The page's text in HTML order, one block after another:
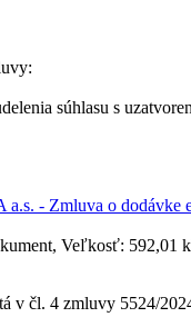
súhlasu s
- Zmluva o dodávke
Veľkosť: 592,01
v čl. 4 zmluvy 5524/